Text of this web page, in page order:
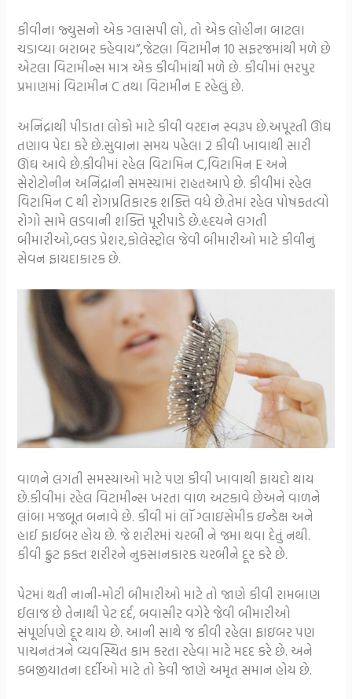
કીવીના જ્યુસનો એક ગ્લાસપી લો, તો એક લોહીના બાટલા
ચડાવ્યા બરાબર કહેવાય”,જેટલા વિટામીન 10 સફરજમાંથી મળે છે
એટલા વિટામીન્સ માત્ર એક કીવીમાંથી મળે છે. કીવીમાં ભરપુર
પ્રમાણમાં વિટામીન C તથા વિટામીન E રહેલું છે.
અનિંદ્રાથી પીડાતા લોકો માટે કીવી વરદાન સ્વરૂપ છે.અપૂરતી ઊંઘ
તણાવ પેદા કરે છે.સુવાના સમય પહેલા 2 કીવી ખાવાથી સારી
ઊંઘ આવે છે.કીવીમાં રહેલ વિટામિન C,વિટામિન E અને
સેરોટોનીન અનિંદ્રાની સમસ્યામાં રાહતઆપે છે. કીવીમાં રહેલ
વિટામિન C થી રોગપ્રતિકારક શક્તિ વધે છે.તેમાં રહેલ પોષકતત્વો
રોગો સામે લડવાની શક્તિ પૂરીપાડે છે.હૃદયને લગતી
બીમારીઓ,બ્લડ પ્રેશર,કોલેસ્ટ્રોલ જેવી બીમારીઓ માટે કીવીનું
સેવન ફાયદાકારક છે.
વાળને લગતી સમસ્યાઓ માટે પણ કીવી ખાવાથી ફાયદો થાય
છે.કીવીમાં રહેલ વિટામીન્સ ખરતા વાળ અટકાવે છેઅને વાળને
લાંબા મજબૂત બનાવે છે. કીવી માં લૉ ગ્લાઇસેમીક ઇન્ડેક્ષ અને
હાઈ ફાઈબર હોય છે. જે શરીરમાં ચરબી ને જમા થવા દેતું નથી.
કીવી ફ્રુટ ફક્ત શરીરને નુકસાનકારક ચરબીને દૂર કરે છે.
પેટમાં થતી નાની-મોટી બીમારીઓ માટે તો જાણે કીવી રામબાણ
ઈલાજ છે તેનાથી પેટ દર્દ, બવાસીર વગેરે જેવી બીમારીઓ
સંપૂર્ણપણે દૂર થાય છે. આની સાથે જ કીવી રહેલા ફાઇબર પણ
પાચનતંત્રને વ્યવસ્થિત કામ કરતા રહેવા માટે મદદ કરે છે. અને
કબજીયાતના દર્દીઓ માટે તો કેવી જાણે અમૃત સમાન હોય છે.